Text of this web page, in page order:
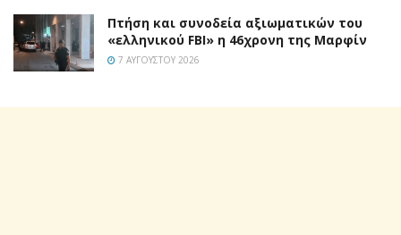
Πτήση και συνοδεία αξιωματικών του
«ελληνικού FBI» η 46χρονη της Μαρφίν
7 ΑΥΓΟΎΣΤΟΥ 2026